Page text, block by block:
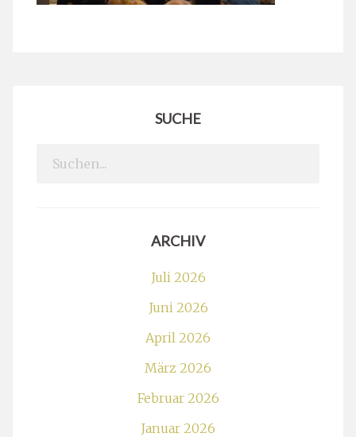
SUCHE
Search
ARCHIV
Juli 2026
Juni 2026
April 2026
März 2026
Februar 2026
Januar 2026